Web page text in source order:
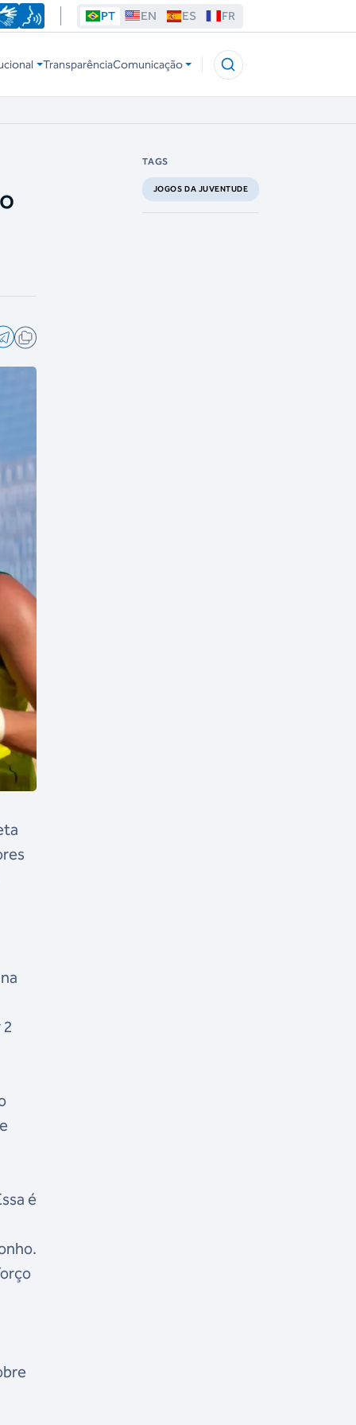
PT EN ES FR
TransparênciaComunicação
é
TAGS
JOGOS DA JUVENTUDE